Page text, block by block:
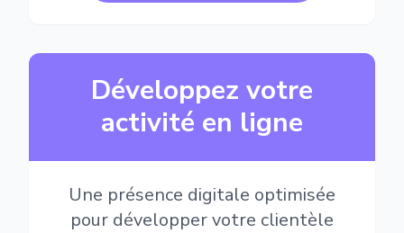
Développez votre
activité en ligne
Une présence digitale optimisée
pour développer votre clientèle